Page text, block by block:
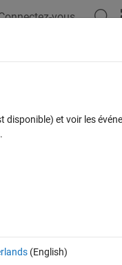
vous
et voir les
.
(English)